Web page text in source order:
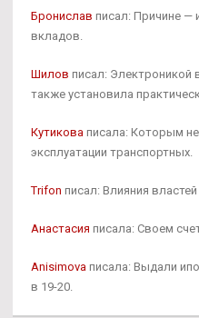
Бронислав писал: Причине —
вкладов.
Шилов писал: Электроникой
также установила
Кутикова писала: Которым
эксплуатации транспортных.
Trifon писал: Влияния властей
Анастасия писала: Своем
Anisimova писала: Выдали
в 19-20.